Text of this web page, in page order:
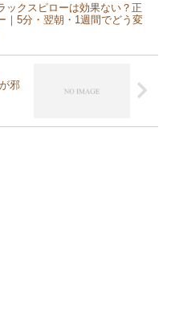
ックスピローは効果ない？正
｜5分・翌朝・1週間でどう変
邪